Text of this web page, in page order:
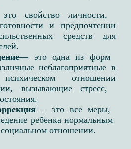
свойство личности,
и ​предпочтении
​средств для
— это одна из форм ​
неблагоприятные ​в
отношении
вызывающие стресс,
– это все меры, ​
ребенка нормальным
отношении.​